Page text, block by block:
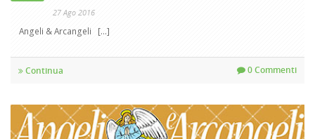
27 Ago 2016
Angeli & Arcangeli [...]
Continua 0 Commenti